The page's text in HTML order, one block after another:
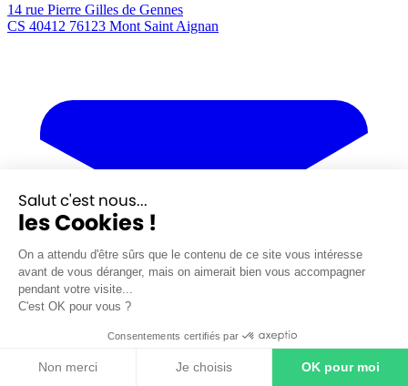
14 rue Pierre Gilles de Gennes
CS 40412 76123 Mont Saint Aignan
Salut c'est nous...
les Cookies !
On a attendu d'être sûrs que le contenu de ce site vous intéresse
avant de vous déranger, mais on aimerait bien vous accompagner
pendant votre visite...
C'est OK pour vous ?
Consentements certifiés par
Non merci Je choisis OK pour moi